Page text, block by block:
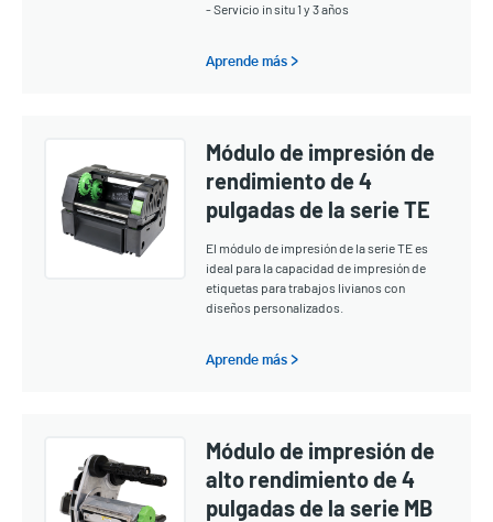
- Servicio in situ 1 y 3 años
Aprende más >
Módulo de impresión de
rendimiento de 4
pulgadas de la serie TE
El módulo de impresión de la serie TE es
ideal para la capacidad de impresión de
etiquetas para trabajos livianos con
diseños personalizados.
Aprende más >
Módulo de impresión de
alto rendimiento de 4
pulgadas de la serie MB